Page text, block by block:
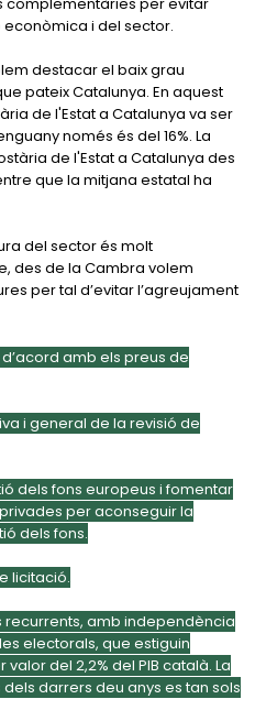
i del sector.
destacar el baix grau
pateix Catalunya. En aquest
de l'Estat a Catalunya va ser
només és del 16%. La
de l'Estat a Catalunya des
que la mitjana estatal ha
del sector és molt
des de la Cambra volem
per tal d’evitar l’agreujament
amb els preus de
i general de la revisió de
dels fons europeus i fomentar
per aconseguir la
dels fons.
licitació.
recurrents, amb independència
electorals, que estiguin
del 2,2% del PIB català. La
darrers deu anys es tan sols